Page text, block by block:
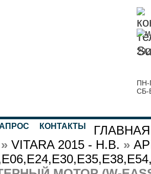
ПН-
СБ-
КОНТАКТЫ ГЛАВНАЯ
» VITARA 2015 - Н.В. »